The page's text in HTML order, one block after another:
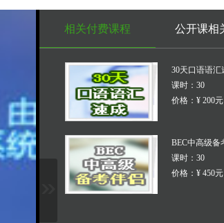
相关付费课程 公开课相
30天口语语汇
课时：30
价格：¥ 200元
BEC中高级备
课时：30
价格：¥ 450元